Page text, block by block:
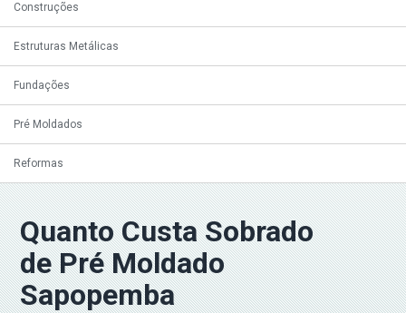
Construções
Estruturas Metálicas
Fundações
Pré Moldados
Reformas
Quanto Custa Sobrado
de Pré Moldado
Sapopemba